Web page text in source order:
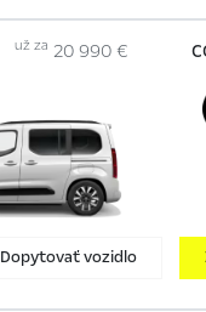
už za 20 990 €
Dopytovať vozidlo